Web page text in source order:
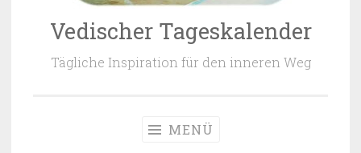
Vedischer Tageskalender
Tägliche Inspiration für den inneren Weg
MENÜ